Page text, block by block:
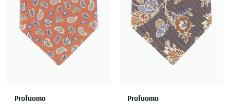
Profuomo Profuomo